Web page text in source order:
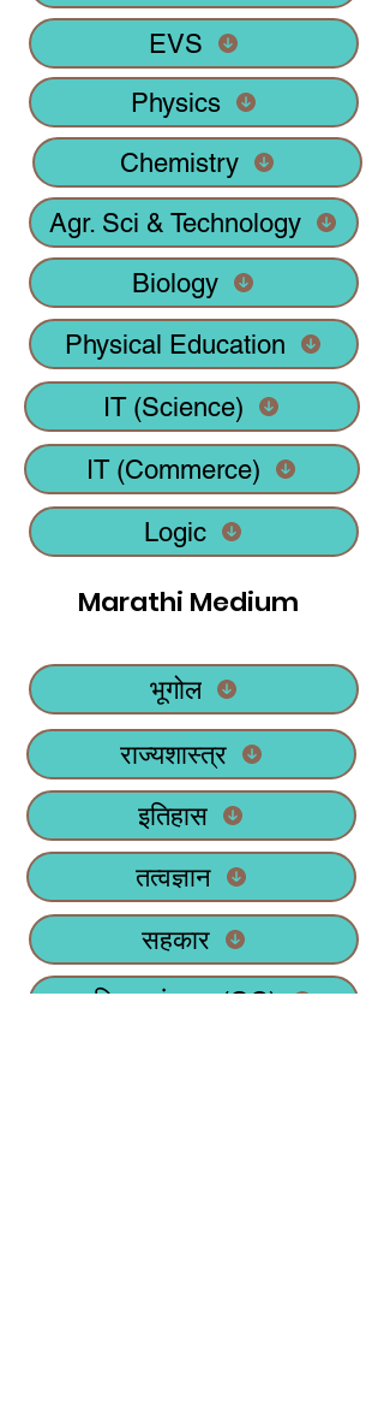
EVS
Physics
Chemistry
Agr. Sci & Technology
Biology
Physical Education
IT (Science)
IT (Commerce)
Logic
Marathi Medium
भूगोल
राज्यशास्त्र
इतिहास
तत्वज्ञान
सहकार
वाणिज्य संघटन (OC)